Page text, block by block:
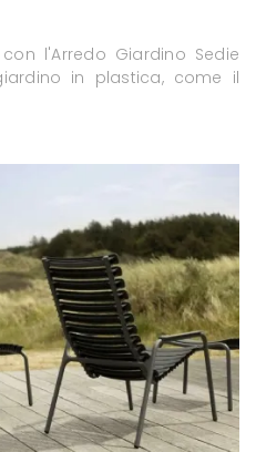
l'Arredo Giardino Sedie
in plastica, come il